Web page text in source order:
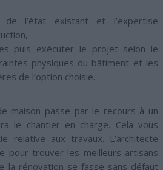
de l’état existant et l’expertise
puis exécuter le projet selon le
physiques du bâtiment et les
de l’option choisie.
maison passe par le recours à un
le chantier en charge. Cela vous
relative aux travaux. L’architecte
pour trouver les meilleurs artisans
la rénovation se fasse sans défaut